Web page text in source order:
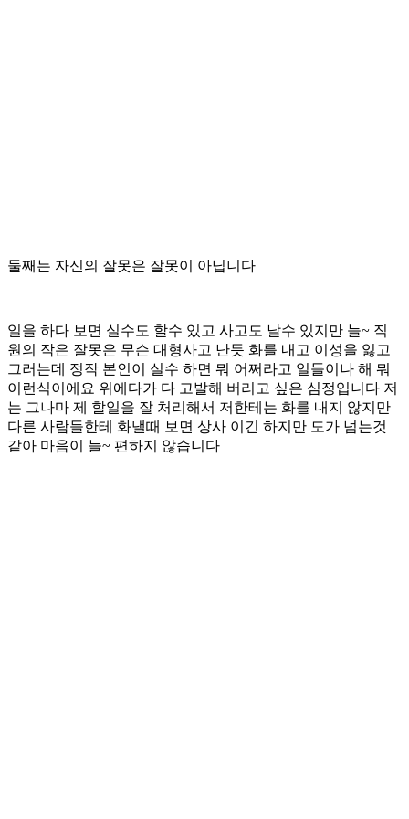
둘째는 자신의 잘못은 잘못이 아닙니다
일을 하다 보면 실수도 할수 있고 사고도 날수 있지만 늘~ 직
원의 작은 잘못은 무슨 대형사고 난듯 화를 내고 이성을 잃고
그러는데 정작 본인이 실수 하면 뭐 어쩌라고 일들이나 해 뭐
이런식이에요 위에다가 다 고발해 버리고 싶은 심정입니다 저
는 그나마 제 할일을 잘 처리해서 저한테는 화를 내지 않지만
다른 사람들한테 화낼때 보면 상사 이긴 하지만 도가 넘는것
같아 마음이 늘~ 편하지 않습니다